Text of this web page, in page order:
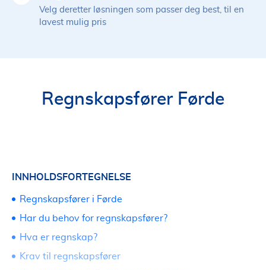
Velg deretter løsningen som passer deg best, til en
lavest mulig pris
Regnskapsfører Førde
INNHOLDSFORTEGNELSE
Regnskapsfører i Førde
Har du behov for regnskapsfører?
Hva er regnskap?
Krav til regnskapsfører